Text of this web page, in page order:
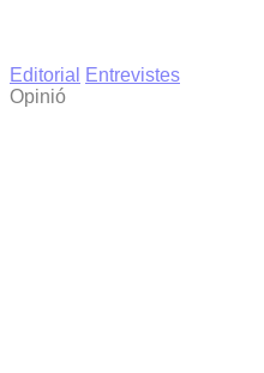
Editorial
Entrevistes
Opinió